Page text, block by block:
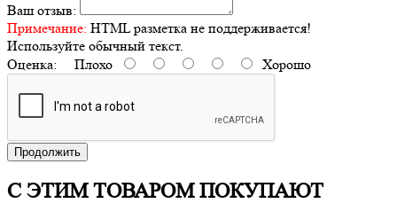
Ваш отзыв:
Примечание: HTML разметка не поддерживается!
Используйте обычный текст.
Оценка: Плохо Хорошо
Продолжить
С ЭТИМ ТОВАРОМ ПОКУПАЮТ